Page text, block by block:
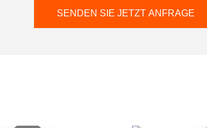
SENDEN SIE JETZT ANFRAGE